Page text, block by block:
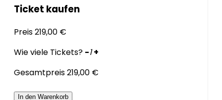
Ticket kaufen
Preis219,00 €
Wie viele Tickets? -1 +
Gesamtpreis219,00 €
In den Warenkorb